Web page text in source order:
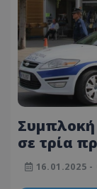
Συμπλοκή
σε τρία
ένας
16.01.2025 -